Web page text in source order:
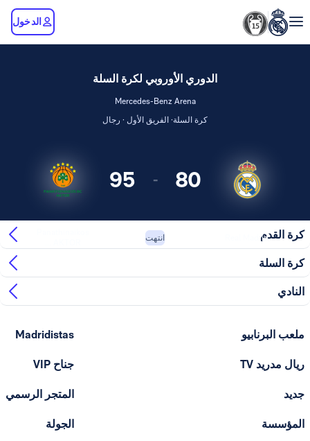
الدخول
الدوري الأوروبي لكرة السلة
Mercedes-Benz Arena
كرة السلة· الفريق الأول · رجال
80
-
95
Real Madrid انتهت كرة القدم
كرة السلة
النادي
ملعب البرنابيو
ريال مدريد TV
جديد
المؤسسة
Madridistas
جناح VIP
المتجر الرسمي
الجولة